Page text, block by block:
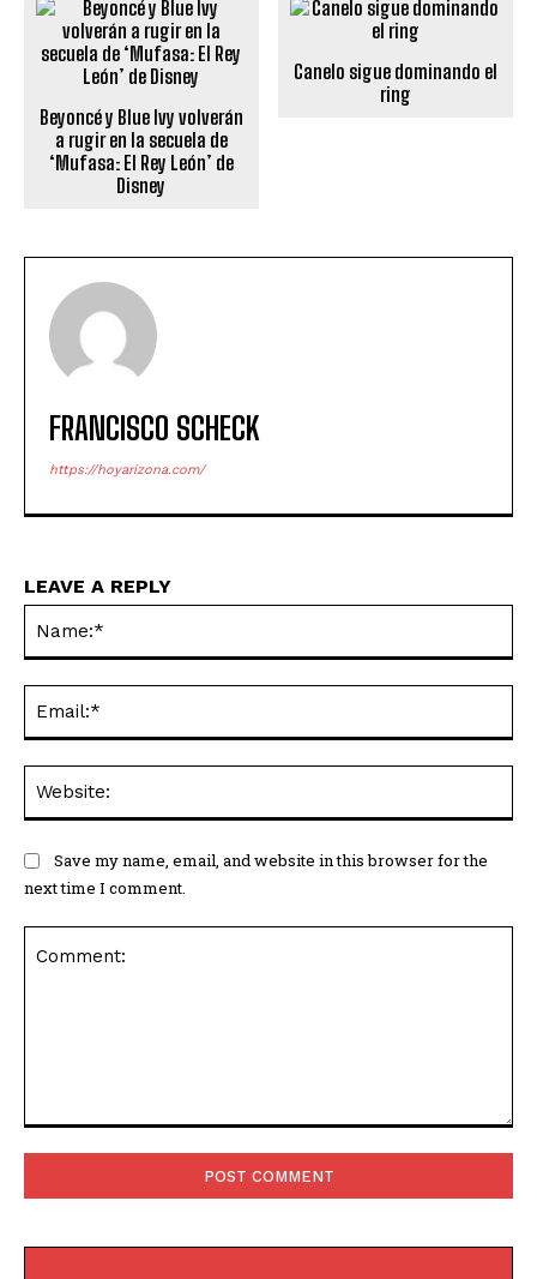
Beyoncé y Blue Ivy volverán
a rugir en la secuela de
‘Mufasa: El Rey León’ de
Disney
Canelo sigue dominando el
ring
FRANCISCO SCHECK
https://hoyarizona.com/
LEAVE A REPLY
Save my name, email, and website in this browser for the
next time I comment.